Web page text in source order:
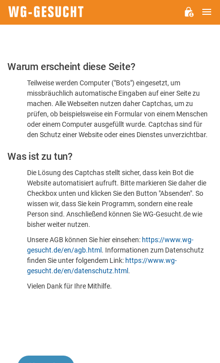
Bitte
dass
sind
Warum erscheint diese Seite?
Teilweise werden Computer ("Bots") eingesetzt, um
missbräuchlich automatische Eingaben auf einer Seite zu
machen. Alle Webseiten nutzen daher Captchas, um zu
prüfen, ob beispielsweise ein Formular von einem Menschen
oder einem Computer ausgefüllt wurde. Captchas sind für
den Schutz einer Website oder eines Dienstes unverzichtbar.
Was ist zu tun?
Die Lösung des Captchas stellt sicher, dass kein Bot die
Website automatisiert aufruft. Bitte markieren Sie daher die
Checkbox unten und klicken Sie den Button "Absenden". So
wissen wir, dass Sie kein Programm, sondern eine reale
Person sind. Anschließend können Sie WG-Gesucht.de wie
bisher weiter nutzen.
Unsere AGB können Sie hier einsehen: https://www.wg-
gesucht.de/en/agb.html . Informationen zum Datenschutz
finden Sie unter folgendem Link: https://www.wg-
gesucht.de/en/datenschutz.html .
Vielen Dank für Ihre Mithilfe.